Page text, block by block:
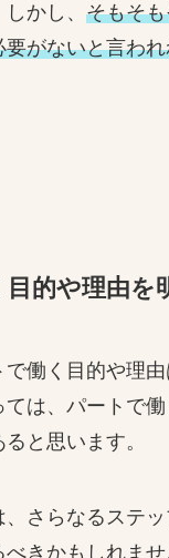
かし、 そもそ
がないと言わ
的や理由を
働く目的や理
ては、パートで
と思います。
さらなるステ
きかもしれませ